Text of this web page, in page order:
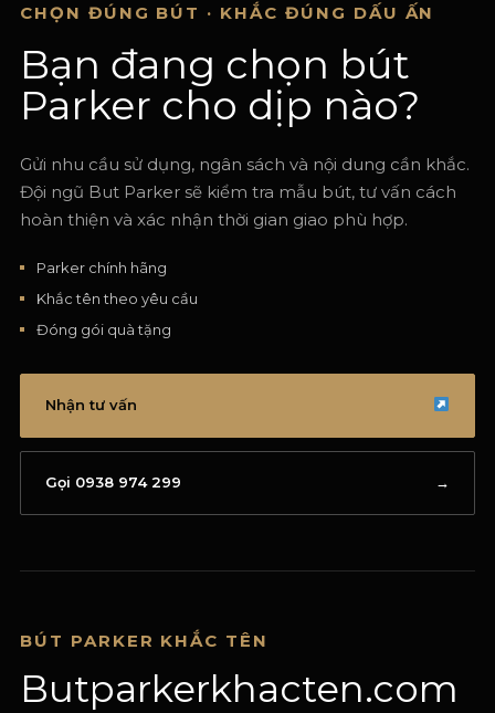
CHỌN ĐÚNG BÚT · KHẮC ĐÚNG DẤU ẤN
Bạn đang chọn bút
Parker cho dịp nào?
Gửi nhu cầu sử dụng, ngân sách và nội dung cần khắc.
Đội ngũ But Parker sẽ kiểm tra mẫu bút, tư vấn cách
hoàn thiện và xác nhận thời gian giao phù hợp.
Parker chính hãng
Khắc tên theo yêu cầu
Đóng gói quà tặng
Nhận tư vấn
Gọi 0938 974 299 →
BÚT PARKER KHẮC TÊN
Butparkerkhacten.com